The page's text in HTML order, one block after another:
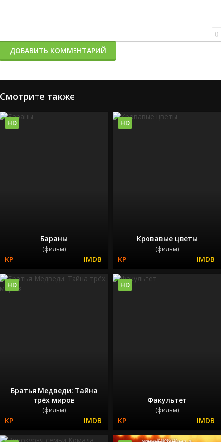
0
ДОБАВИТЬ КОММЕНТАРИЙ
Смотрите также
Бараны
(фильм)
HD
Кровавые цветы
(фильм)
HD
Братья Медведи: Тайна
трёх миров
(фильм)
HD
Факультет
(фильм)
HD